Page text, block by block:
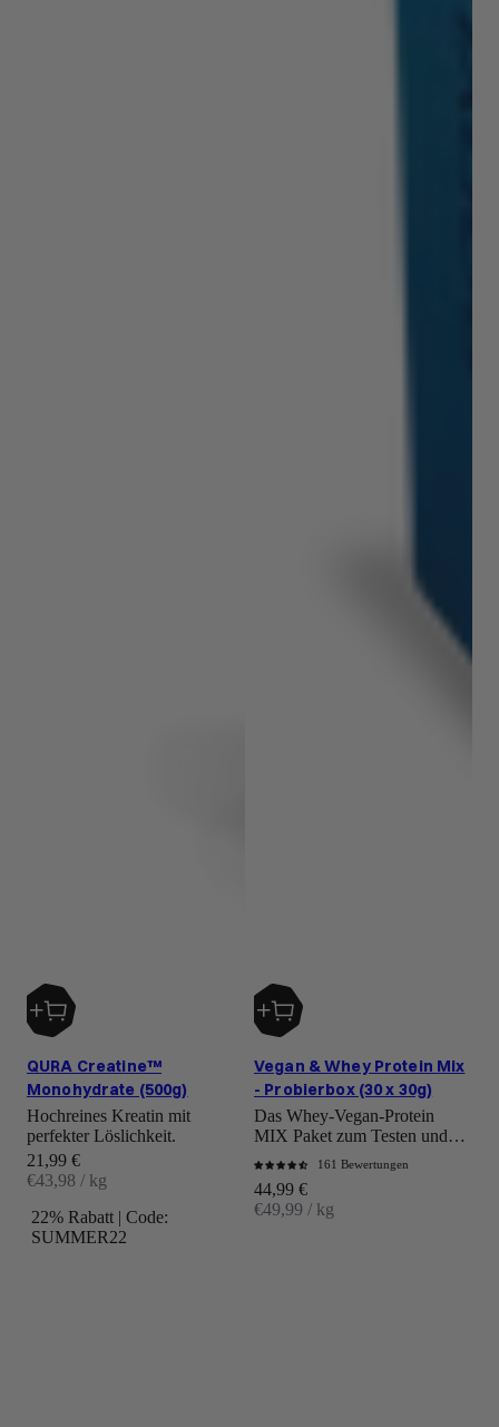
QURA Creatine™
Monohydrate (500g)
Hochreines Kreatin mit
perfekter Löslichkeit.
Angebot
21,99 €
€43,98 / kg
22% Rabatt | Code:
SUMMER22
Vegan & Whey Protein Mix
- Probierbox (30 x 30g)
Das Whey-Vegan-Protein
MIX Paket zum Testen und
Ausprobieren.161 Bewertungen
Angebot
44,99 €
€49,99 / kg